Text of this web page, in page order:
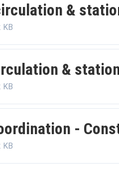
&
KB
&
KB
-
KB